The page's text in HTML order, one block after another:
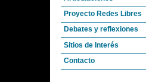
Proyecto Redes Libres
Debates y reflexiones
Sitios de Interés
Contacto